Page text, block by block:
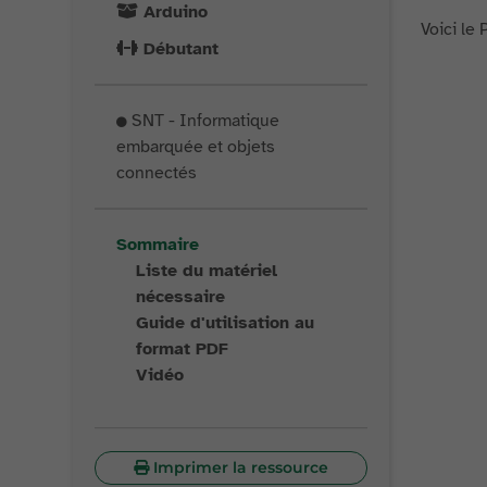
Arduino
Débutant
SNT - Informatique
embarquée et objets
connectés
Sommaire
Liste du matériel
nécessaire
Guide d'utilisation au
format PDF
Vidéo
Imprimer la ressource
Voici le